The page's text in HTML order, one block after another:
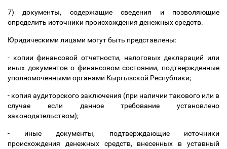
7) документы, содержащие сведения и позволяющие
определить источники происхождения денежных средств.
Юридическими лицами могут быть представлены:
- копии финансовой отчетности, налоговых деклараций или
иных документов о финансовом состоянии, подтвержденные
уполномоченными органами Кыргызской Республики;
- копия аудиторского заключения (при наличии такового или в
случае если данное требование установлено
законодательством);
- иные документы, подтверждающие источники
происхождения денежных средств, внесенных в уставный